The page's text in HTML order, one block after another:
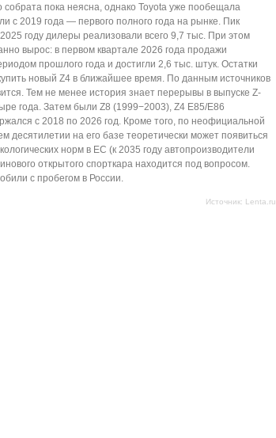
собрата пока неясна, однако Toyota уже пообещала
с 2019 года — первого полного года на рынке. Пик
году дилеры реализовали всего 9,7 тыс. При этом
вырос: в первом квартале 2026 года продажи
прошлого года и достигли 2,6 тыс. штук. Остатки
новый Z4 в ближайшее время. По данным источников
Тем не менее история знает перерывы в выпуске Z-
года. Затем были Z8 (1999−2003), Z4 E85/E86
с 2018 по 2026 год. Кроме того, по неофициальной
на его базе теоретически может появиться
норм в ЕС (к 2035 году автопроизводители
открытого спорткара находится под вопросом.
с пробегом в России.
Источник: Lenta.ru